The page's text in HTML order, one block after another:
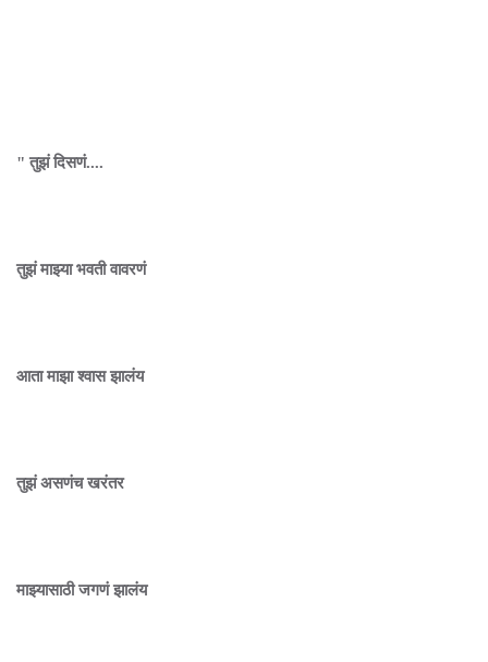
" तुझं दिसणं....
तुझं माझ्या भवती वावरणं
आता माझा श्वास झालंय
तुझं असणंच खरंतर
माझ्यासाठी जगणं झालंय